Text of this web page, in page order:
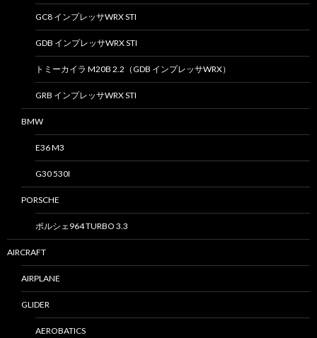
GC8 インプレッサWRX STI
GDB インプレッサWRX STI
トミーカイラ M20B 2.2（GDB インプレッサWRX）
GRB インプレッサWRX STI
BMW
E36 M3
G30 530I
PORSCHE
ポルシェ964 TURBO 3.3
AIRCRAFT
AIRPLANE
GLIDER
AEROBATICS